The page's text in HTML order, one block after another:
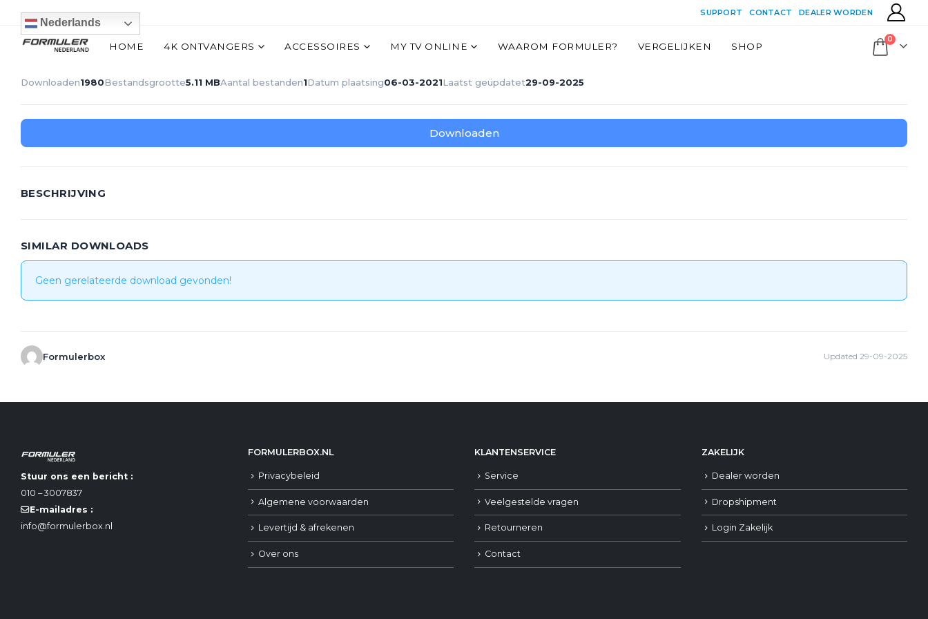
Nederlands
SUPPORT CONTACT DEALER WORDEN
HOME 4K ONTVANGERS ACCESSOIRES MY TV ONLINE WAAROM FORMULER? VERGELIJKEN SHOP
0
Downloaden1980Bestandsgrootte5.11 MBAantal bestanden1Datum plaatsing06-03-2021Laatst geüpdatet29-09-2025
Downloaden
BESCHRIJVING
SIMILAR DOWNLOADS
Geen gerelateerde download gevonden!
Formulerbox Updated 29-09-2025
Stuur ons een bericht :
010 – 3007837
E-mailadres :
info@formulerbox.nl
FORMULERBOX.NL
Privacybeleid
Algemene voorwaarden
Levertijd & afrekenen
Over ons
KLANTENSERVICE
Service
Veelgestelde vragen
Retourneren
Contact
ZAKELIJK
Dealer worden
Dropshipment
Login Zakelijk